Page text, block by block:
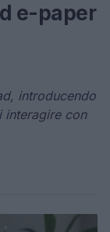
e-paper
introducendo
interagire con